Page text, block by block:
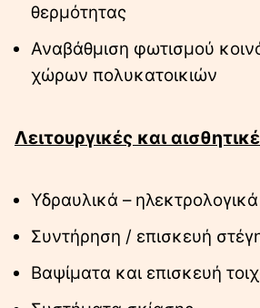
θερμότητας
Αναβάθμιση φωτισμού
χώρων πολυκατοικιών
Λειτουργικές και
Υδραυλικά – ηλεκτρολογικά
Συντήρηση / επισκευή
Βαψίματα και επισκευή